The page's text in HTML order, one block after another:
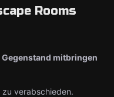
Rooms
mitbringen
verabschieden.